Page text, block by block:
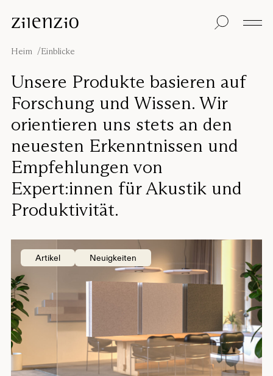
Einblicke
Absorptionsrechner
Unsere
Geschichte
Klangumgebungen
Projekte
Designer
Wandabsorber
Deckenabsorber
Sitzmöbel
Pro
Studio
Focus®
Nachhaltigkeit
Heim Einblicke
Unsere Produkte basieren auf
Forschung und Wissen. Wir
orientieren uns stets an den
neuesten Erkenntnissen und
Empfehlungen von
Expert:innen für Akustik und
Produktivität.
Artikel Neuigkeiten